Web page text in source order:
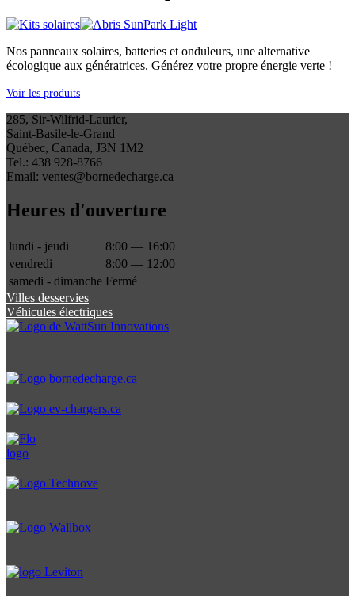
Nos panneaux solaires, batteries et onduleurs, une alternative
écologique aux génératrices. Générez votre propre énergie verte !
Voir les produits
285, Sir-Wilfrid-Laurier,
Saint-Basile-le-Grand
Québec, Canada, J3N 1M2
Tel.: 438 928-8766
Email: ventes@bornedecharge.ca
Heures d'ouverture
lundi - jeudi
8:00 — 16:00
vendredi
8:00 — 12:00
samedi - dimanche Fermé
Villes desservies
Véhicules électriques